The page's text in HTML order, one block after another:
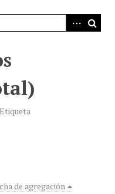
de agregación